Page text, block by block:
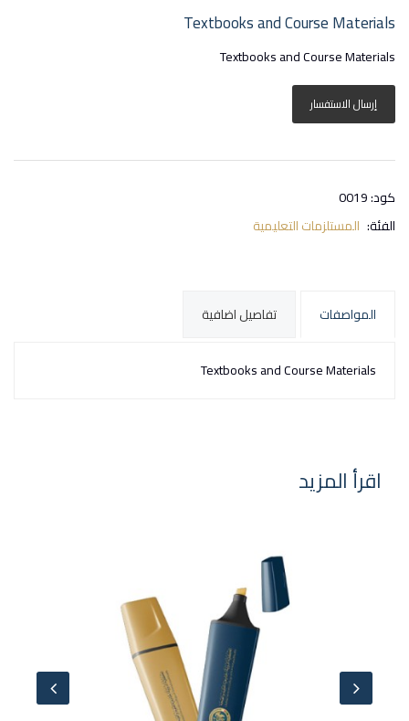
Textbooks and Course Materials
Textbooks and Course Materials
إرسال الاستفسار
كود: 0019
الفئة: المستلزمات التعليمية
المواصفات تفاصيل اضافية
Textbooks and Course Materials
اقرأ المزيد